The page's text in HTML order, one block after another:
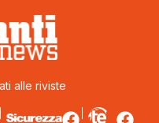
alle riviste